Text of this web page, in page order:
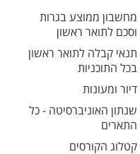
מחשבון ממוצע בגרות
וסכם לתואר ראשון
תנאי קבלה לתואר ראשון
בכל התוכניות
דיור ומעונות
שנתון האוניברסיטה - כל
התארים
קטלוג הקורסים